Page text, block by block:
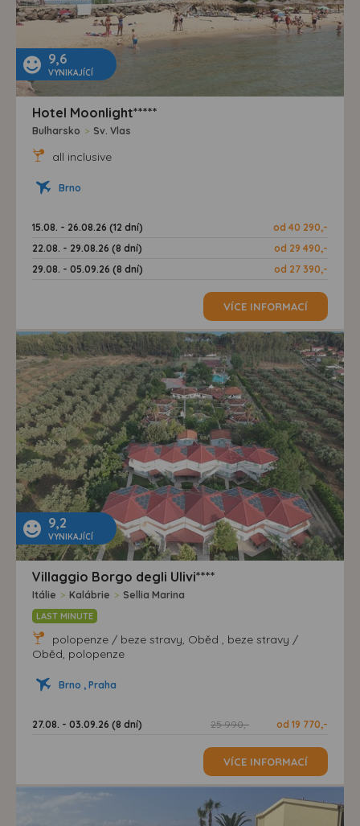
9,6
VYNIKAJÍCÍ
Hotel Moonlight*****
Bulharsko > Sv. Vlas
all inclusive
Brno
15.08. - 26.08.26 (12 dní)
od 40 290,-
22.08. - 29.08.26 (8 dní)
od 29 490,-
29.08. - 05.09.26 (8 dní)
od 27 390,-
VÍCE INFORMACÍ
9,2
VYNIKAJÍCÍ
Villaggio Borgo degli Ulivi****
Itálie > Kalábrie > Sellia Marina
LAST MINUTE
polopenze / beze stravy, Oběd , beze stravy /
Oběd, polopenze
Brno , Praha
27.08. - 03.09.26 (8 dní) 25 990,- od 19 770,-
VÍCE INFORMACÍ